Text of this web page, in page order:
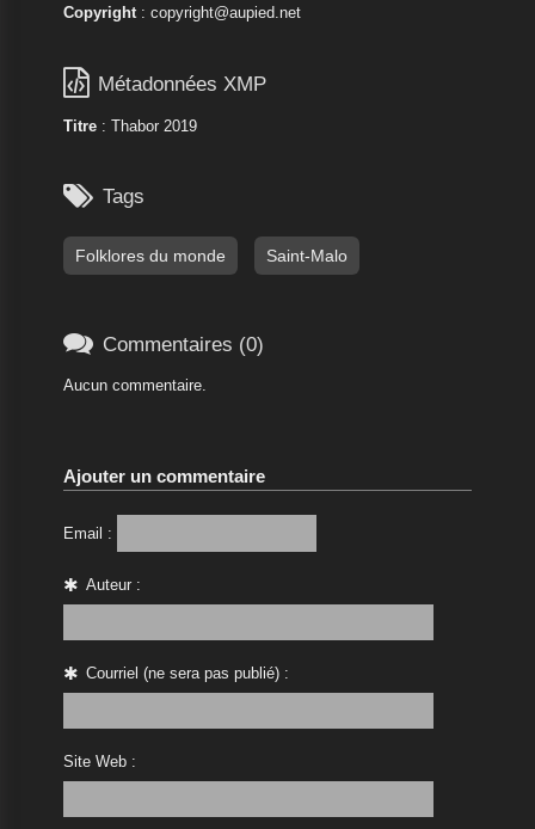
Copyright: copyright@aupied.net
 Métadonnées XMP
Titre: Thabor 2019
 Tags
Folklores du monde Saint-Malo
 Commentaires (0)
Aucun commentaire.
Ajouter un commentaire
Email :
Auteur :
Courriel (ne sera pas publié) :
Site Web :